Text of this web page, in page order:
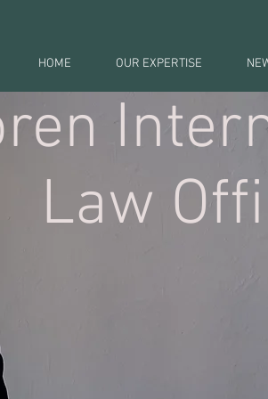
HOME OUR EXPERTISE
Law